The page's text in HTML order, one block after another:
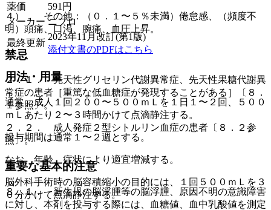
４）． その他：（０．１〜５％未満）倦怠感、（頻度不
明）頭痛、口渇、腕痛、血圧上昇。
禁忌
２．１． 先天性グリセリン代謝異常症、先天性果糖代謝異
常症の患者［重篤な低血糖症が発現することがある］〔８．
１参照〕。
２．２． 成人発症２型シトルリン血症の患者〔８．２参
照〕。
重要な基本的注意
８．１． 新生児の脳浮腫等の脳浮腫、原因不明の意識障害
に対し、本剤を投与する際には、血糖値、血中乳酸値を測定
薬価
591 円
メーカー ニプロ
最終更新
2023年11月改訂(第1版)
添付文書のPDFはこちら
用法・用量
通常、成人１回２００〜５００ｍＬを１日１〜２回、５００
ｍＬあたり２〜３時間かけて点滴静注する。
投与期間は通常１〜２週とする。
なお、年齢、症状により適宜増減する。
脳外科手術時の脳容積縮小の目的には、１回５００ｍＬを３
０分かけて点滴静注する。